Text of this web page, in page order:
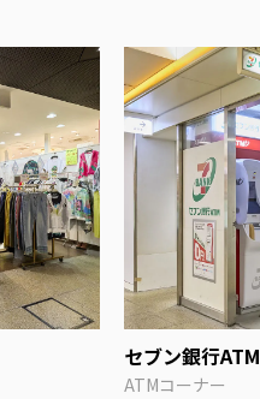
セブン銀行ATM
ATMコーナー